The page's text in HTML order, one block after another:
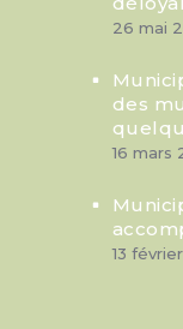
26 mai
des
16 mars
13